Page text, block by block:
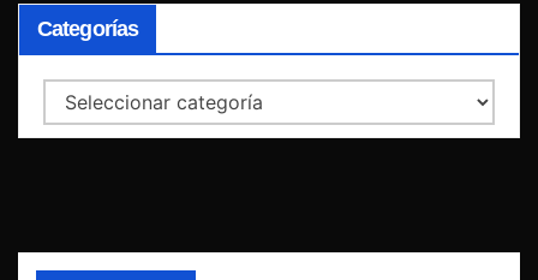
Categorías
Categorías